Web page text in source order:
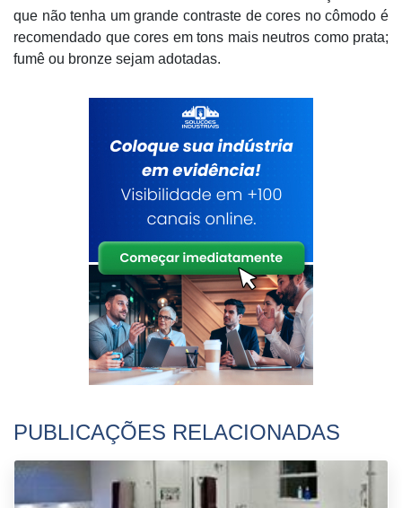
que não tenha um grande contraste de cores no cômodo é
recomendado que cores em tons mais neutros como prata;
fumê ou bronze sejam adotadas.
PUBLICAÇÕES RELACIONADAS